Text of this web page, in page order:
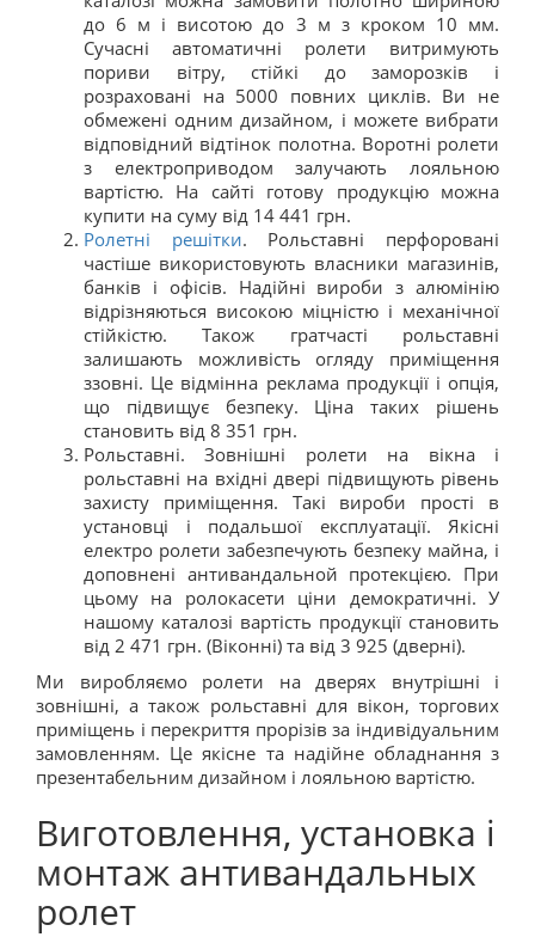
до 6 м і висотою до 3 м з кроком 10 мм.
Сучасні автоматичні ролети витримують
пориви вітру, стійкі до заморозків і
розраховані на 5000 повних циклів. Ви не
обмежені одним дизайном, і можете вибрати
відповідний відтінок полотна. Воротні ролети
з електроприводом залучають лояльною
вартістю. На сайті готову продукцію можна
купити на суму від 14 441 грн.
Ролетні решітки. Рольставні перфоровані
частіше використовують власники магазинів,
банків і офісів. Надійні вироби з алюмінію
відрізняються високою міцністю і механічної
стійкістю. Також гратчасті рольставні
залишають можливість огляду приміщення
ззовні. Це відмінна реклама продукції і опція,
що підвищує безпеку. Ціна таких рішень
становить від 8 351 грн.
Рольставні. Зовнішні ролети на вікна і
рольставні на вхідні двері підвищують рівень
захисту приміщення. Такі вироби прості в
установці і подальшої експлуатації. Якісні
електро ролети забезпечують безпеку майна, і
доповнені антивандальной протекцією. При
цьому на ролокасети ціни демократичні. У
нашому каталозі вартість продукції становить
від 2 471 грн. (Віконні) та від 3 925 (дверні).
Ми виробляємо ролети на дверях внутрішні і
зовнішні, а також рольставні для вікон, торгових
приміщень і перекриття прорізів за індивідуальним
замовленням. Це якісне та надійне обладнання з
презентабельним дизайном і лояльною вартістю.
Виготовлення, установка і
монтаж антивандальных
ролет